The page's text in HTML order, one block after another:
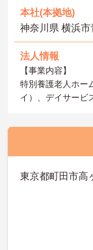
本社(本拠地)
神奈川県 横浜
法人情報
【事業内容】
特別養護老人ホー
イ）、デイサービ
東京都町田市高